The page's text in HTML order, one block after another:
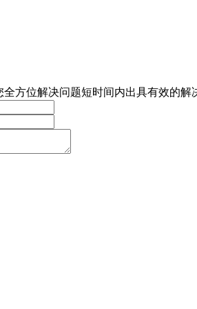
方位解决问题短时间内出具有效的解